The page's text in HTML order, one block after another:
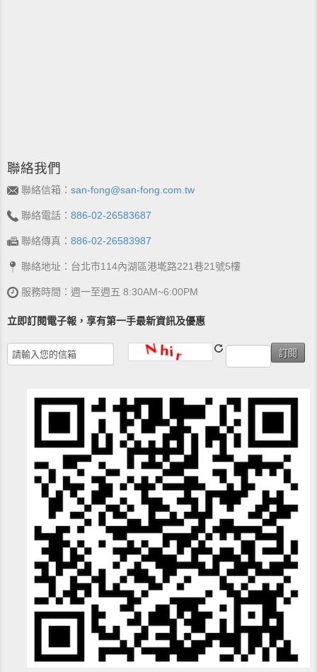
聯絡我們
聯絡信箱： san-fong@san-fong.com.tw
聯絡電話： 886-02-26583687
聯絡傳真： 886-02-26583987
聯絡地址：台北市114內湖區港墘路221巷21號5樓
服務時間：週一至週五 8:30AM~6:00PM
立即訂閱電子報，享有第一手最新資訊及優惠